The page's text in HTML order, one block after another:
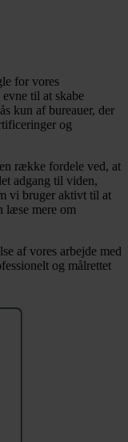
for vores
til at skabe
kun af bureauer, der
og
række fordele ved, at
adgang til viden,
vi bruger aktivt til at
læse mere om
af vores arbejde med
og målrettet